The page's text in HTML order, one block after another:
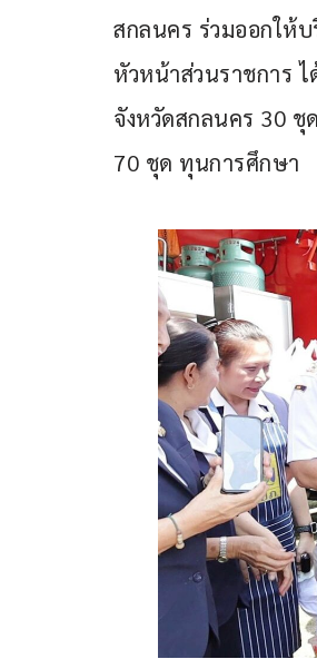
สกลนคร ร่วมออกให้
หัวหน้าส่วนราชการ
จังหวัดสกลนคร 30
70 ชุด ทุนการศึกษา